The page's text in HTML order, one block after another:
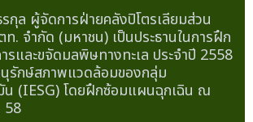
กุล ผู้จัดการฝ่ายคลังปิโตรเลียมส่วน
. จำกัด (มหาชน) เป็นประธานในการฝึก
และขจัดมลพิษทางทะเล ประจำปี 2558
รักษ์สภาพแวดล้อมของกลุ่ม
น (IESG) โดยฝึกซ้อมแผนฉุกเฉิน ณ
58